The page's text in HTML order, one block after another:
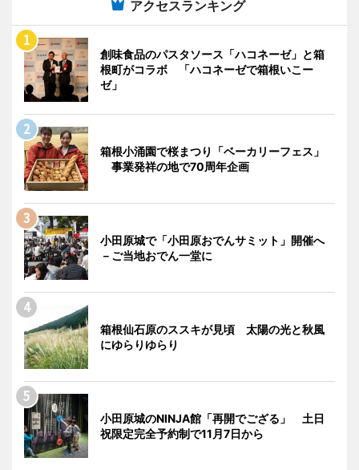
アクセスランキング
創味食品のパスタソース「ハコネーゼ」と箱
根町がコラボ 「ハコネーゼで箱根いこー
ゼ」
箱根小涌園で桜まつり「ベーカリーフェス」
事業発祥の地で70周年企画
小田原城で「小田原おでんサミット」開催へ
－ご当地おでん一堂に
箱根仙石原のススキが見頃 太陽の光と秋風
にゆらりゆらり
小田原城のNINJA館「再開でござる」 土日
祝限定完全予約制で11月7日から